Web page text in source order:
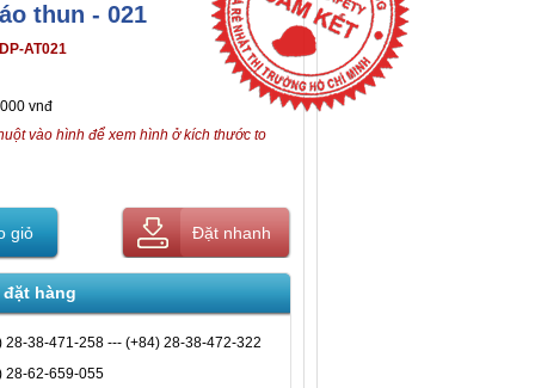
thun - 021
AT021
vnđ
vào hình để xem hình ở kích thước to
giỏ Đặt nhanh
hàng
28-38-471-258 --- (+84) 28-38-472-322
28-62-659-055